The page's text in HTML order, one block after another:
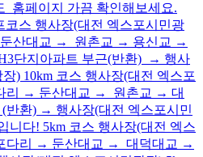
홈페이지 가끔 확인해보세요.
코스 행사장(대전 엑스포시민광
산대교 → 원촌교 → 용신교 →
단지아파트 부근(반환) → 행사
) 10km 코스 행사장(대전 엑스포
리 → 둔산대교 → 원촌교 → 대
반환) → 행사장(대전 엑스포시민
니다! 5km 코스 행사장(대전 엑스
다리 → 둔산대교 → 대덕대교 →